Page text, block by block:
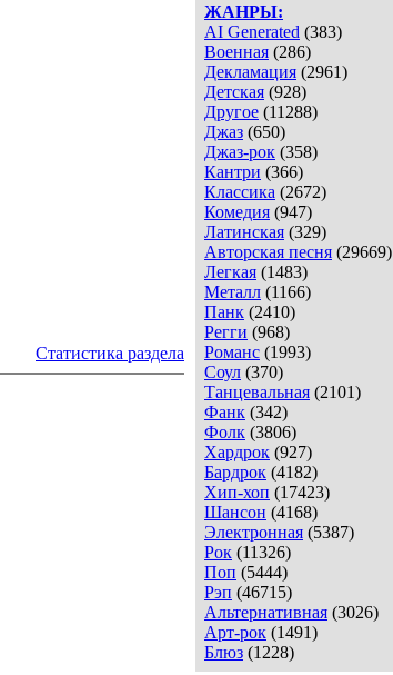
ЖАНРЫ:
AI Generated (383)
Военная (286)
Декламация (2961)
Детская (928)
Другое (11288)
Джаз (650)
Джаз-рок (358)
Кантри (366)
Классика (2672)
Комедия (947)
Латинская (329)
Авторская песня (29669)
Легкая (1483)
Металл (1166)
Панк (2410)
Регги (968)
Романс (1993)
Соул (370)
Танцевальная (2101)
Фанк (342)
Фолк (3806)
Хардрок (927)
Бардрок (4182)
Хип-хоп (17423)
Шансон (4168)
Электронная (5387)
Рок (11326)
Поп (5444)
Рэп (46715)
Альтернативная (3026)
Арт-рок (1491)
Блюз (1228)
Статистика раздела